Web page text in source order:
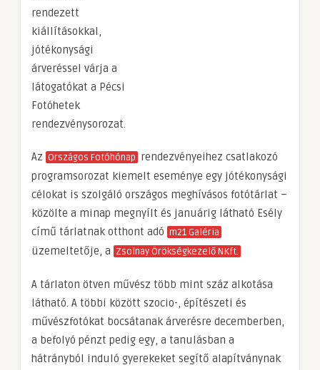
rendezett
kiállításokkal,
jótékonysági
árveréssel várja a
látogatókat a Pécsi
Fotóhetek
rendezvénysorozat.
Az Országos Fotóhónap rendezvényeihez csatlakozó
programsorozat kiemelt eseménye egy jótékonysági
célokat is szolgáló országos meghívásos fotótárlat –
közölte a minap megnyílt és januárig látható Esély
című tárlatnak otthont adó m21 Galéria
üzemeltetője, a Zsolnay Örökségkezelő NKft.
A tárlaton ötven művész több mint száz alkotása
látható. A többi között szocio-, építészeti és
művészfotókat bocsátanak árverésre decemberben,
a befolyó pénzt pedig egy, a tanulásban a
hátrányból induló gyerekeket segítő alapítványnak